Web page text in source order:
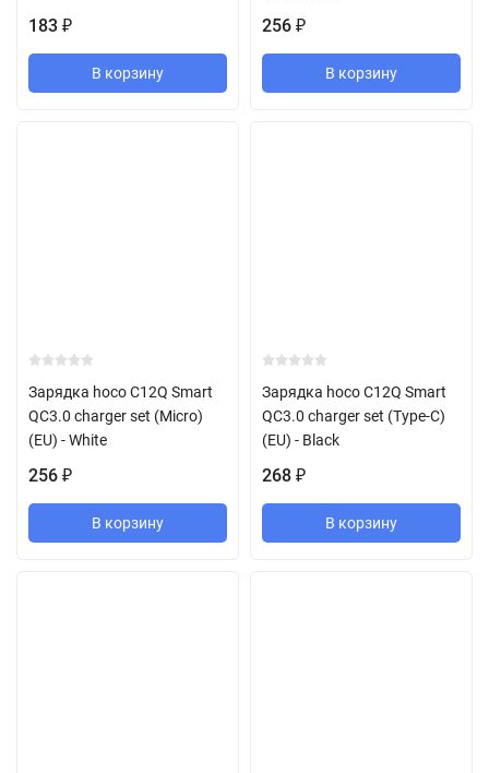
183 ₽
В корзину
256 ₽
В корзину
Зарядка hoco C12Q Smart
QC3.0 charger set (Micro)
(EU) - White
256 ₽
В корзину
Зарядка hoco C12Q Smart
QC3.0 charger set (Type-C)
(EU) - Black
268 ₽
В корзину